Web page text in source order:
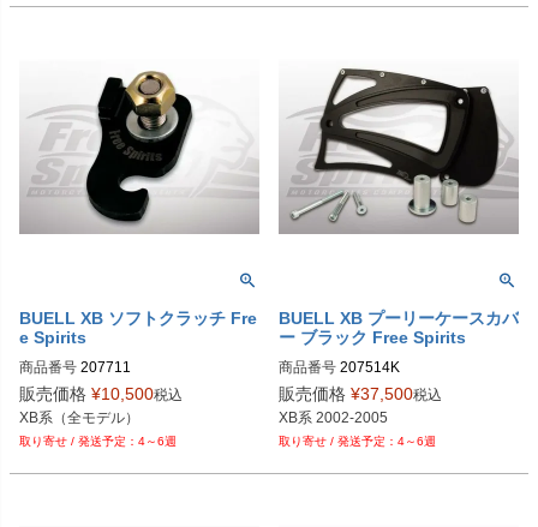
BUELL XB ソフトクラッチ Fre
e Spirits
商品番号 207711
販売価格 ¥10,500税込
XB系（全モデル）
4～6週
BUELL XB プーリーケースカバ
ー ブラック Free Spirits
商品番号 207514K
販売価格 ¥37,500税込
XB系 2002-2005
4～6週